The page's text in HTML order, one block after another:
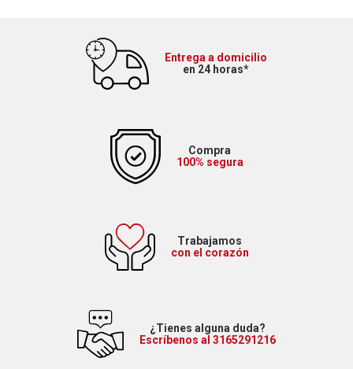
Entrega a domicilio
en 24 horas*
Compra
100% segura
Trabajamos
con el corazón
¿Tienes alguna duda?
Escríbenos al 3165291216